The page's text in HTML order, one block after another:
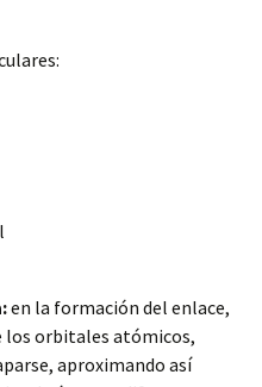
en la formación del enlace,
los orbitales atómicos,
aproximando así